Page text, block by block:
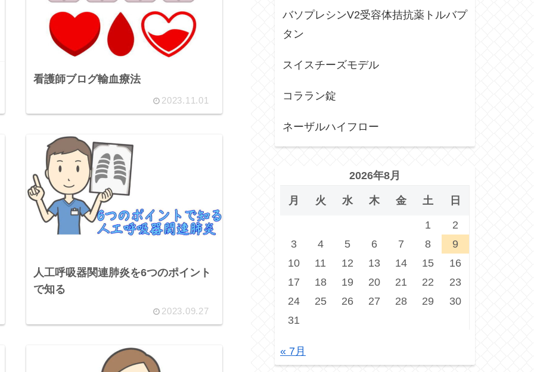
看護師ブログ輸血療法
2023.11.01
人工呼吸器関連肺炎を6つのポイント
で知る
2023.09.27
バソプレシンV2受容体拮抗薬トルバプ
タン
スイスチーズモデル
コララン錠
ネーザルハイフロー
2026年8月
月 火 水 木 金 土 日
1
2
3
4 5 6 7 8
9
10
11 12 13 14 15
16
17
18 19 20 21 22
23
24
25 26 27 28 29
30
31
« 7月